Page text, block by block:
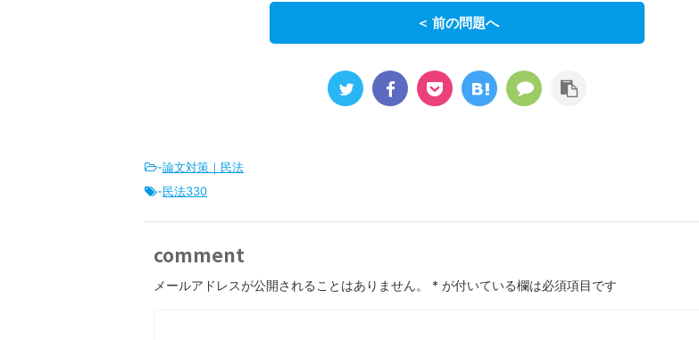
＜ 前の問題へ
-論文対策｜民法
-民法330
comment
メールアドレスが公開されることはありません。 * が付いている欄は必須項目です